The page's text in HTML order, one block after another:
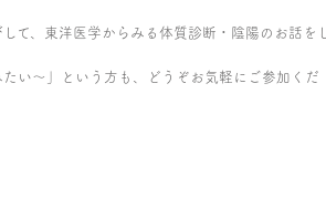
て、東洋医学からみる体質診断・陰陽のお話をし
い〜」という方も、どうぞお気軽にご参加くだ